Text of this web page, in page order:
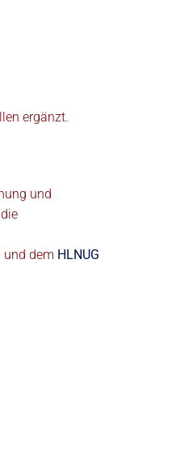
ergänzt.
und
und dem HLNUG